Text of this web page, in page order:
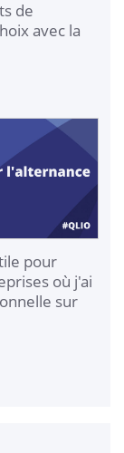
de
avec la
pour
où j'ai
sur